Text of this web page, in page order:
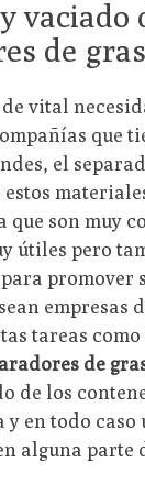
vaciado
de
de vital
que
el
estos
son muy
útiles pero
promover
empresas
tareas como
de
de los
y en todo
alguna parte